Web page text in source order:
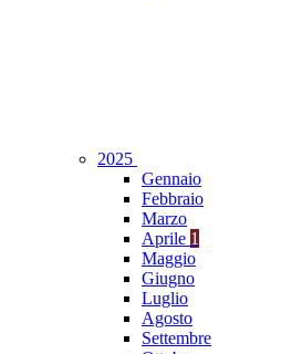
2025
Gennaio
Febbraio
Marzo
Aprile 1
Maggio
Giugno
Luglio
Agosto
Settembre